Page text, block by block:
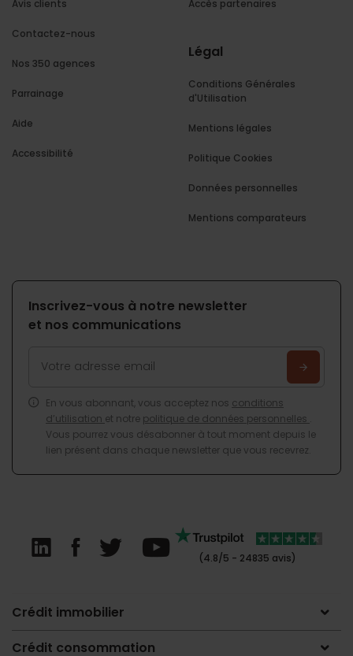
Avis clients
Contactez-nous
Nos 350 agences
Parrainage
Aide
Accessibilité
Accès partenaires
Légal
Conditions Générales
d'Utilisation
Mentions légales
Politique Cookies
Données personnelles
Mentions comparateurs
Inscrivez-vous à notre newsletter
et nos communications
En vous abonnant, vous acceptez nos conditions
d’utilisation et notre politique de données personnelles
Vous pourrez vous désabonner à tout moment depuis le
lien présent dans chaque newsletter que vous recevrez.
(4.8/5 - 24835 avis)
Crédit immobilier
Crédit consommation